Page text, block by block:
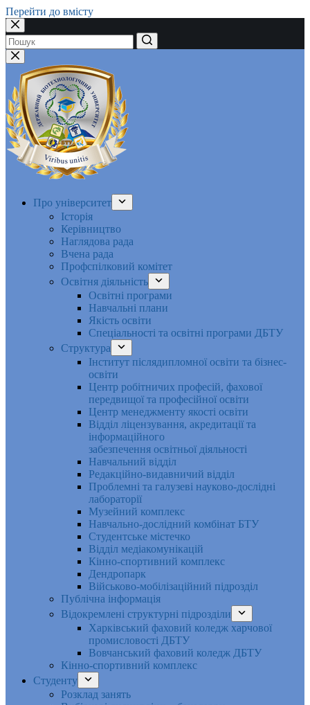
Перейти до вмісту
Немає
результатів
Про університет
Історія
Керівництво
Наглядова рада
Вчена рада
Профспілковий комітет
Освітня діяльність
Освітні програми
Навчальні плани
Якість освіти
Спеціальності та освітні програми ДБТУ
Структура
Інститут післядипломної освіти та бізнес-
освіти
Центр робітничих професій, фахової
передвищої та професійної освіти
Центр менеджменту якості освіти
Відділ ліцензування, акредитації та
інформаційного
забезпечення освітньої діяльності
Навчальний відділ
Редакційно-видавничий відділ
Проблемні та галузеві науково-дослідні
лабораторії
Музейний комплекс
Навчально-дослідний комбінат БТУ
Студентське містечко
Відділ медіакомунікацій
Кінно-спортивний комплекс
Дендропарк
Військово-мобілізаційний підрозділ
Публічна інформація
Відокремлені структурні підрозділи
Харківський фаховий коледж харчової
промисловості ДБТУ
Вовчанський фаховий коледж ДБТУ
Кінно-спортивний комплекс
Студенту
Розклад занять